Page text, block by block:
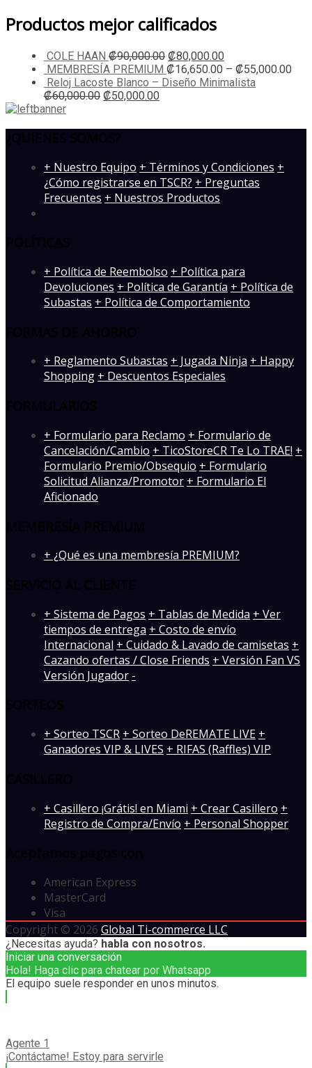
Productos mejor calificados
COLE HAAN ₡90,000.00 ₡80,000.00
MEMBRESÍA PREMIUM ₡16,650.00 – ₡55,000.00
Reloj Lacoste Blanco – Diseño Minimalista
₡60,000.00 ₡50,000.00
­+ Nuestro Equipo + Términos y Condiciones +
¿Cómo registrarse en TSCR? + Preguntas
Frecuentes + Nuestros Productos
+ Política de Reembolso + Política para
Devoluciones + Política de Garantía + Política de
Subastas + Política de Comportamiento
+ Reglamento Subastas + Jugada Ninja + Happy
Shopping + Descuentos Especiales
+ Formulario para Reclamo + Formulario de
Cancelación/Cambio + TicoStoreCR Te Lo TRAE! +
Formulario Premio/Obsequio + Formulario
Solicitud Alianza/Promotor + Formulario El
Aficionado
+ ¿Qué es una membresía PREMIUM?
+ Sistema de Pagos + Tablas de Medida + Ver
tiempos de entrega + Costo de envío
Internacional + Cuidado & Lavado de camisetas +
Cazando ofertas / Close Friends + Versión Fan VS
Versión Jugador -
+ Sorteo TSCR + Sorteo DeREMATE LIVE +
Ganadores VIP & LIVES + RIFAS (Raffles) VIP
+ Casillero ¡Grátis! en Miami + Crear Casillero +
Registro de Compra/Envío + Personal Shopper
American Express
MasterCard
Visa
Copyright © 2026 Global Ti-commerce LLC
¿Necesitas ayuda? habla con nosotros.
Iniciar una conversación
Hola! Haga clic para chatear por Whatsapp
El equipo suele responder en unos minutos.
Agente 1
¡Contáctame! Estoy para servirle